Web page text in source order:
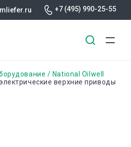
+7 (495) 990-25-55
National Oilwell
верхние приводы